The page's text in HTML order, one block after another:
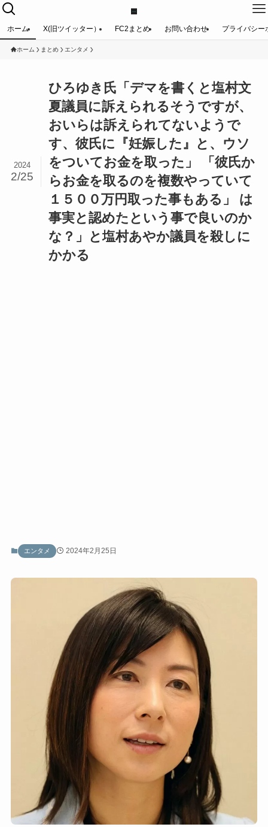
ホーム X(旧ツイッター） FC2まとめ お問い合わせ プライバシー
ホーム まとめ エンタメ
ひろゆき氏「デマを書くと塩村文
夏議員に訴えられるそうですが、
おいらは訴えられてないようで
す、彼氏に『妊娠した』と、ウソ
をついてお金を取った」 「彼氏か
らお金を取るのを複数やっていて
１５００万円取った事もある」 は
事実と認めたという事で良いのか
な？」と塩村あやか議員を殺しに
かかる
2024
2/25
エンタメ 2024年2月25日